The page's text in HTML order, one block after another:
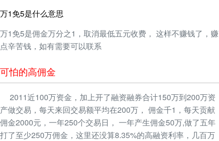
万1免5是什么意思
万1免5是佣金万分之1，取消最低五元收费， 这样不赚钱了，赚
点辛苦钱，如有需要可以联系
可怕的高佣金
2011近100万资金，加上开了融资融券合计150万到200万资
产做交易，每天来回交易额平均在200万， 佣金千1，每天贡献
佣金2000元，一年250个交易日， 一年产生佣金50万,做了五年
打了至少250万佣金，这里还没算8.35%的高融资利率，几百万